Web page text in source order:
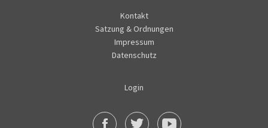
Kontakt
Satzung & Ordnungen
Impressum
Datenschutz
Login